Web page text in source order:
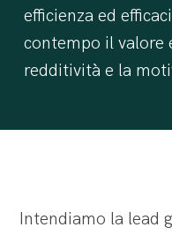
efficienza ed
contempo il valore
redditività e la
Intendiamo la lead